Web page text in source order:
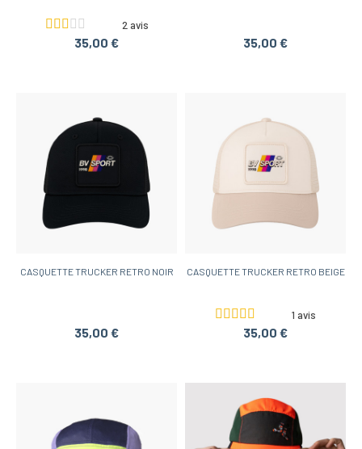
2 avis
35,00 € 35,00 €
CASQUETTE TRUCKER RETRO NOIR
35,00 €
CASQUETTE TRUCKER RETRO BEIGE
1 avis
35,00 €